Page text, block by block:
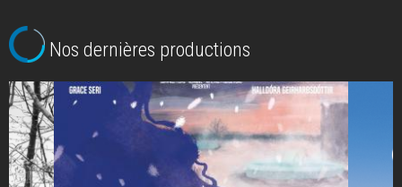
Nos dernières productions